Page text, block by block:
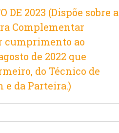
DE 2023 (Dispõe sobre a
Complementar
cumprimento ao
de 2022 que
do Técnico de
da Parteira.)